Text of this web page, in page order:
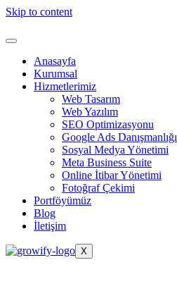
Skip to content
Anasayfa
Kurumsal
Hizmetlerimiz
Web Tasarım
Web Yazılım
SEO Optimizasyonu
Google Ads Danışmanlığı
Sosyal Medya Yönetimi
Meta Business Suite
Online İtibar Yönetimi
Fotoğraf Çekimi
Portföyümüz
Blog
İletişim
X